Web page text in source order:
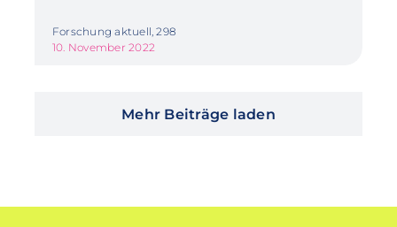
Forschung aktuell, 298
10. November 2022
Mehr Beiträge laden